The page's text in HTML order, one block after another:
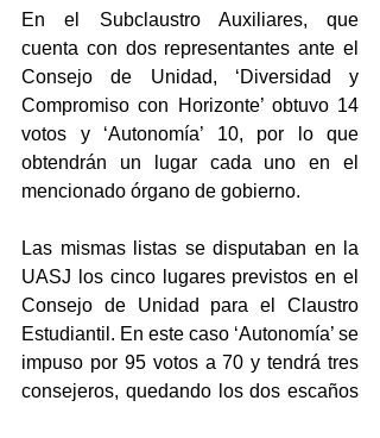
En el Subclaustro Auxiliares, que
cuenta con dos representantes ante el
Consejo de Unidad, ‘Diversidad y
Compromiso con Horizonte’ obtuvo 14
votos y ‘Autonomía’ 10, por lo que
obtendrán un lugar cada uno en el
mencionado órgano de gobierno.
Las mismas listas se disputaban en la
UASJ los cinco lugares previstos en el
Consejo de Unidad para el Claustro
Estudiantil. En este caso ‘Autonomía’ se
impuso por 95 votos a 70 y tendrá tres
consejeros, quedando los dos escaños